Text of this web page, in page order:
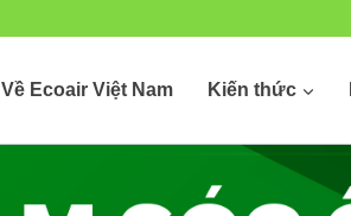
Về Ecoair Việt Nam Kiến thức